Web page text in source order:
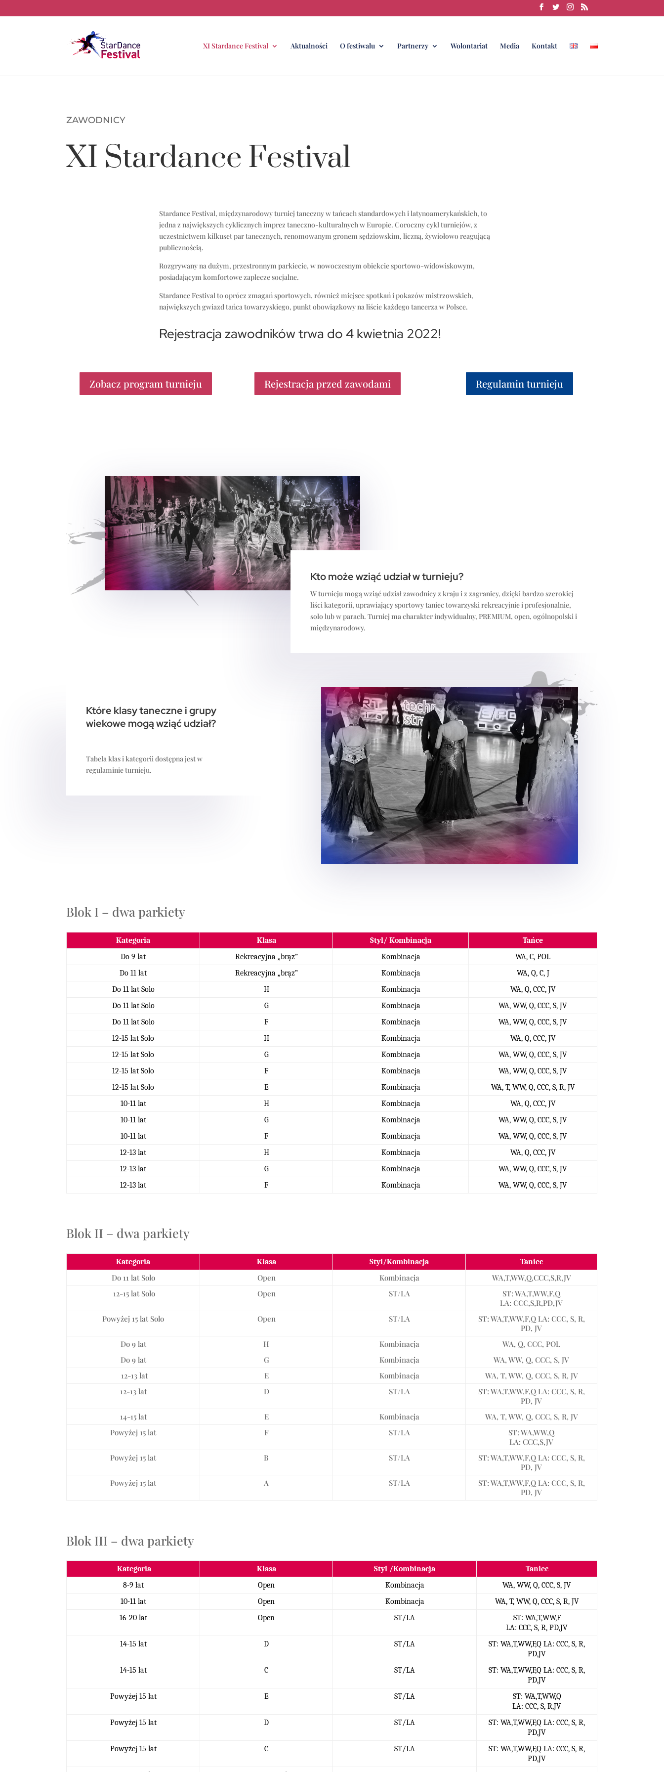
XI Stardance Festival Aktualności O festiwalu Partnerzy Wolontariat Media Kontakt
ZAWODNICY
XI Stardance Festival
Stardance Festival, międzynarodowy turniej taneczny w tańcach standardowych i latynoamerykańskich, to
jedna z największych cyklicznych imprez taneczno-kulturalnych w Europie. Coroczny cykl turniejów, z
uczestnictwem kilkuset par tanecznych, renomowanym gronem sędziowskim, liczną, żywiołowo reagującą
publicznością.
Rozgrywany na dużym, przestronnym parkiecie, w nowoczesnym obiekcie sportowo-widowiskowym,
posiadającym komfortowe zaplecze socjalne.
Stardance Festival to oprócz zmagań sportowych, również miejsce spotkań i pokazów mistrzowskich,
największych gwiazd tańca towarzyskiego, punkt obowiązkowy na liście każdego tancerza w Polsce.
Rejestracja zawodników trwa do 4 kwietnia 2022!
Zobacz program turnieju Rejestracja przed zawodami Regulamin turnieju
Które klasy taneczne i grupy
wiekowe mogą wziąć udział?
Tabela klas i kategorii dostępna jest w
regulaminie turnieju.
Kto może wziąć udział w turnieju?
W turnieju mogą wziąć udział zawodnicy z kraju i z zagranicy, dzięki bardzo szerokiej
liści kategorii, uprawiający sportowy taniec towarzyski rekreacyjnie i profesjonalnie,
solo lub w parach. Turniej ma charakter indywidualny, PREMIUM, open, ogólnopolski i
międzynarodowy.
Blok I – dwa parkiety
Kategoria Klasa Styl/ Kombinacja
Tańce
Do 9 lat
Rekreacyjna „brąz” Kombinacja
WA, C, POL
Do 11 lat
Rekreacyjna „brąz” Kombinacja
WA, Q, C, J
Do 11 lat Solo
H Kombinacja
WA, Q, CCC, JV
Do 11 lat Solo
G Kombinacja
WA, WW, Q, CCC, S, JV
Do 11 lat Solo
F Kombinacja
WA, WW, Q, CCC, S, JV
12-15 lat Solo
H Kombinacja
WA, Q, CCC, JV
12-15 lat Solo
G Kombinacja
WA, WW, Q, CCC, S, JV
12-15 lat Solo
F Kombinacja
WA, WW, Q, CCC, S, JV
12-15 lat Solo
E Kombinacja
WA, T, WW, Q, CCC, S, R, JV
10-11 lat
H Kombinacja
WA, Q, CCC, JV
10-11 lat
G Kombinacja
WA, WW, Q, CCC, S, JV
10-11 lat
F Kombinacja
WA, WW, Q, CCC, S, JV
12-13 lat
H Kombinacja
WA, Q, CCC, JV
12-13 lat
G Kombinacja
WA, WW, Q, CCC, S, JV
12-13 lat
F Kombinacja WA, WW, Q, CCC, S, JV
Blok II – dwa parkiety
Kategoria Klasa Styl/Kombinacja Taniec
Do 11 lat Solo Open Kombinacja
WA,T,WW,Q,CCC,S,R,JV
12-15 lat Solo
Open ST/LA
ST: WA,T,WW,F,Q
LA: CCC,S,R,PD,JV
Powyżej 15 lat Solo
Open ST/LA
ST: WA,T,WW,F,Q LA: CCC, S, R,
PD, JV
Do 9 lat
H Kombinacja
WA, Q, CCC, POL
Do 9 lat
G Kombinacja
WA, WW, Q, CCC, S, JV
12-13 lat
E Kombinacja
WA, T, WW, Q, CCC, S, R, JV
12-13 lat
D ST/LA
ST: WA,T,WW,F,Q LA: CCC, S, R,
PD, JV
14-15 lat
E Kombinacja
WA, T, WW, Q, CCC, S, R, JV
Powyżej 15 lat
F ST/LA
ST: WA,WW,Q
LA: CCC,S,JV
Powyżej 15 lat
B ST/LA
ST: WA,T,WW,F,Q LA: CCC, S, R,
PD, JV
Powyżej 15 lat
A ST/LA
ST: WA,T,WW,F,Q LA: CCC, S, R,
PD, JV
Blok III – dwa parkiety
Kategoria Klasa Styl /Kombinacja
Taniec
8-9 lat
Open Kombinacja
WA, WW, Q, CCC, S, JV
10-11 lat
Open Kombinacja
WA, T, WW, Q, CCC, S, R, JV
16-20 lat
Open ST/LA
ST: WA,T,WW,F
LA: CCC, S, R, PD,JV
14-15 lat
D ST/LA ST: WA,T,WW,F,QLA: CCC, S, R,
PD,JV
14-15 lat
C ST/LA ST: WA,T,WW,F,QLA: CCC, S, R,
PD,JV
Powyżej 15 lat
E ST/LA
ST: WA,T,WW,Q
LA: CCC, S, R,JV
Powyżej 15 lat
D ST/LA ST: WA,T,WW,F,QLA: CCC, S, R,
PD,JV
Powyżej 15 lat
C ST/LA ST: WA,T,WW,F,QLA: CCC, S, R,
PD,JV